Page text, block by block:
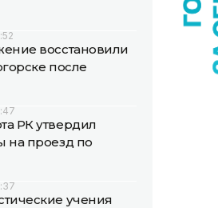
восстановили
после
РК утвердил
на проезд по
учения